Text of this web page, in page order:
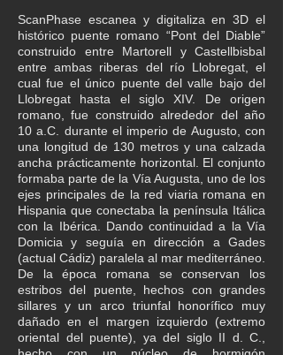
ScanPhase escanea y digitaliza en 3D el
histórico puente romano “Pont del Diable”
construido entre Martorell y Castellbisbal
entre ambas riberas del río Llobregat, el
cual fue el único puente del valle bajo del
Llobregat hasta el siglo XIV. De origen
romano, fue construido alrededor del año
10 a.C. durante el imperio de Augusto, con
una longitud de 130 metros y una calzada
ancha prácticamente horizontal. El conjunto
formaba parte de la Vía Augusta, uno de los
ejes principales de la red viaria romana en
Hispania que conectaba la península Itálica
con la Ibérica. Dando continuidad a la Vía
Domicia y seguía en dirección a Gades
(actual Cádiz) paralela al mar mediterráneo.
De la época romana se conservan los
estribos del puente, hechos con grandes
sillares y un arco triunfal honorífico muy
dañado en el margen izquierdo (extremo
oriental del puente), ya del siglo II d. C.,